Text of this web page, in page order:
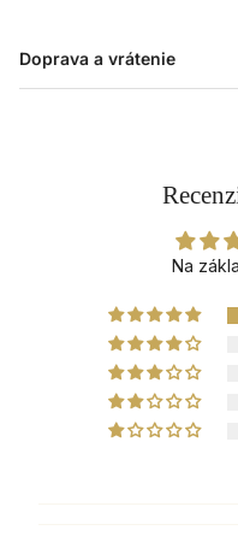
Doprava a vrátenie
Na